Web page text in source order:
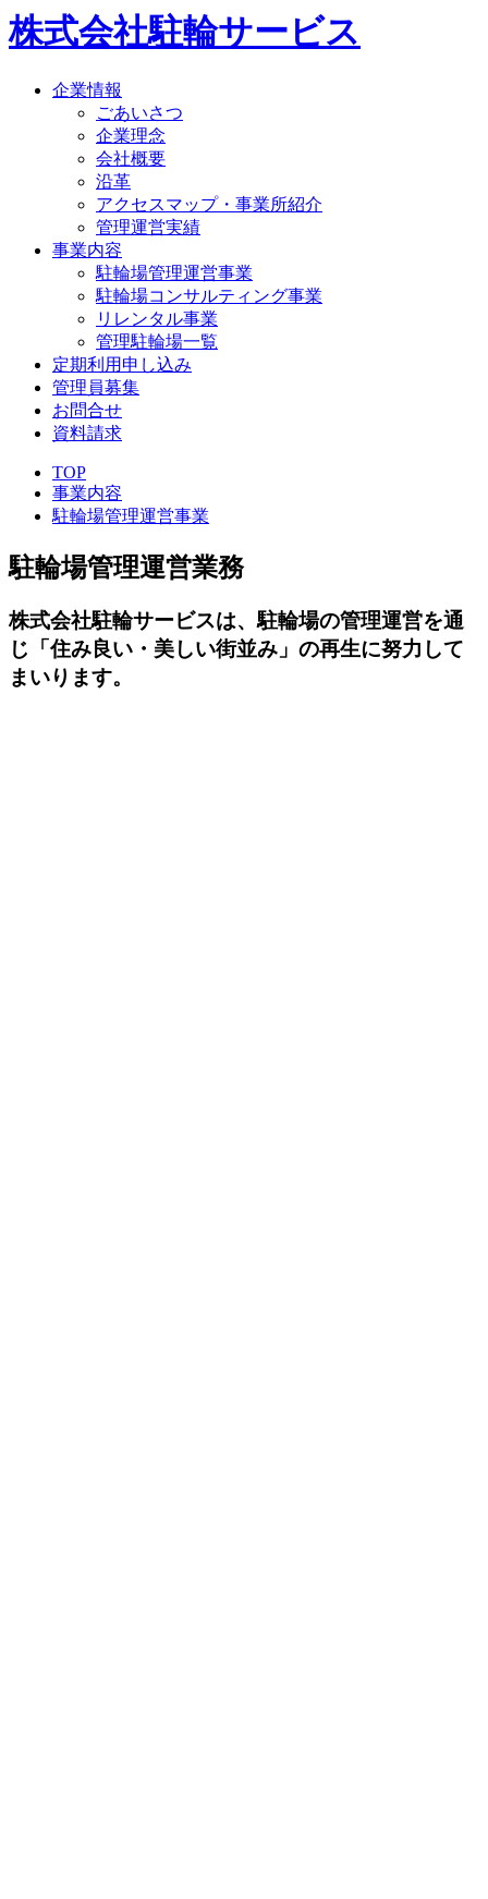
株式会社駐輪サービス
企業情報
ごあいさつ
企業理念
会社概要
沿革
アクセスマップ・事業所紹介
管理運営実績
事業内容
駐輪場管理運営事業
駐輪場コンサルティング事業
リレンタル事業
管理駐輪場一覧
定期利用申し込み
管理員募集
お問合せ
資料請求
TOP
事業内容
駐輪場管理運営事業
駐輪場管理運営業務
株式会社駐輪サービスは、駐輪場の管理運営を通
じ「住み良い・美しい街並み」の再生に努力して
まいります。